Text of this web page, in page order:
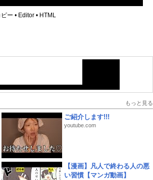
ー • Editor • HTML
もっと見る
ご紹介します!!!
youtube.com
【漫画】凡人で終わる人の悪
い習慣【マンガ動画】